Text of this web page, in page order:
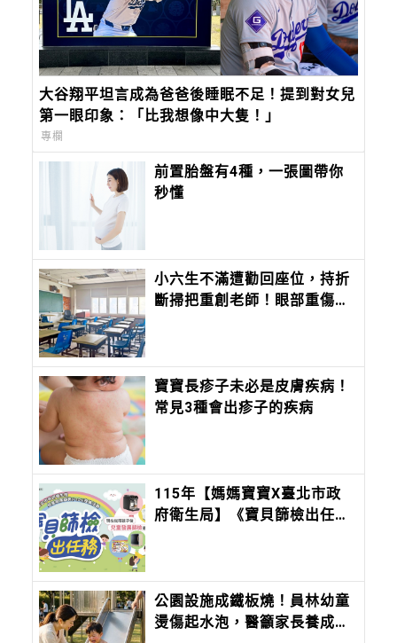
大谷翔平坦言成為爸爸後睡眠不足！提到對女兒
第一眼印象：「比我想像中大隻！」
專欄
前置胎盤有4種，一張圖帶你
秒懂
小六生不滿遭勸回座位，持折
斷掃把重創老師！眼部重傷恐
寶寶長疹子未必是皮膚疾病！
常見3種會出疹子的疾病
115年【媽媽寶寶X臺北市政
府衛生局】《寶貝篩檢出任
公園設施成鐵板燒！員林幼童
燙傷起水泡，醫籲家長養成養